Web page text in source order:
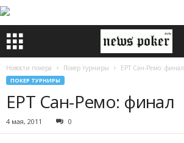
Новости покера Покер турниры EPT Сан-Ремо: финал
ПОКЕР ТУРНИРЫ
EPT Сан-Ремо: финал
4 мая, 2011 0